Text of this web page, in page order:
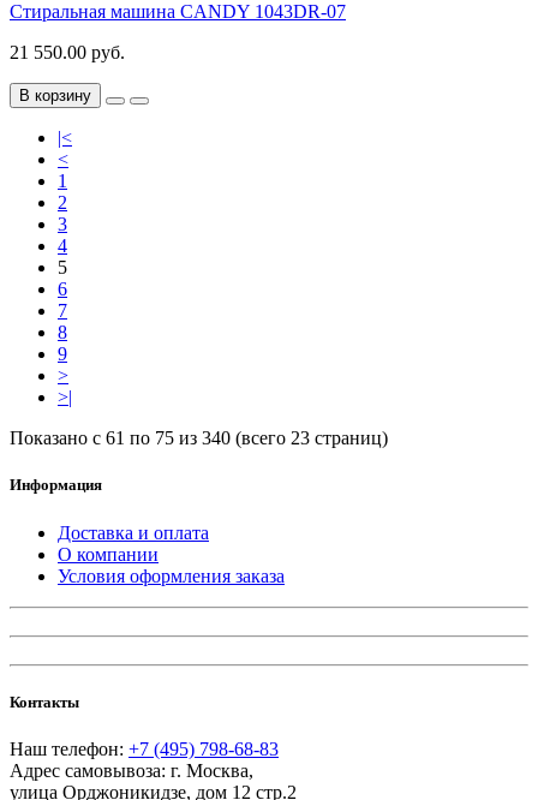
Стиральная машина CANDY 1043DR-07
21 550.00 руб.
В корзину
|<
<
1
2
3
4
5
6
7
8
9
>
>|
Показано с 61 по 75 из 340 (всего 23 страниц)
Информация
Доставка и оплата
О компании
Условия оформления заказа
Контакты
Наш телефон: +7 (495) 798-68-83
Адрес самовывоза: г. Москва,
улица Орджоникидзе, дом 12 стр.2